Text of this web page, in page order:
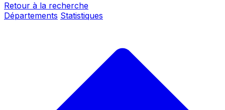
Retour à la recherche
Départements Statistiques